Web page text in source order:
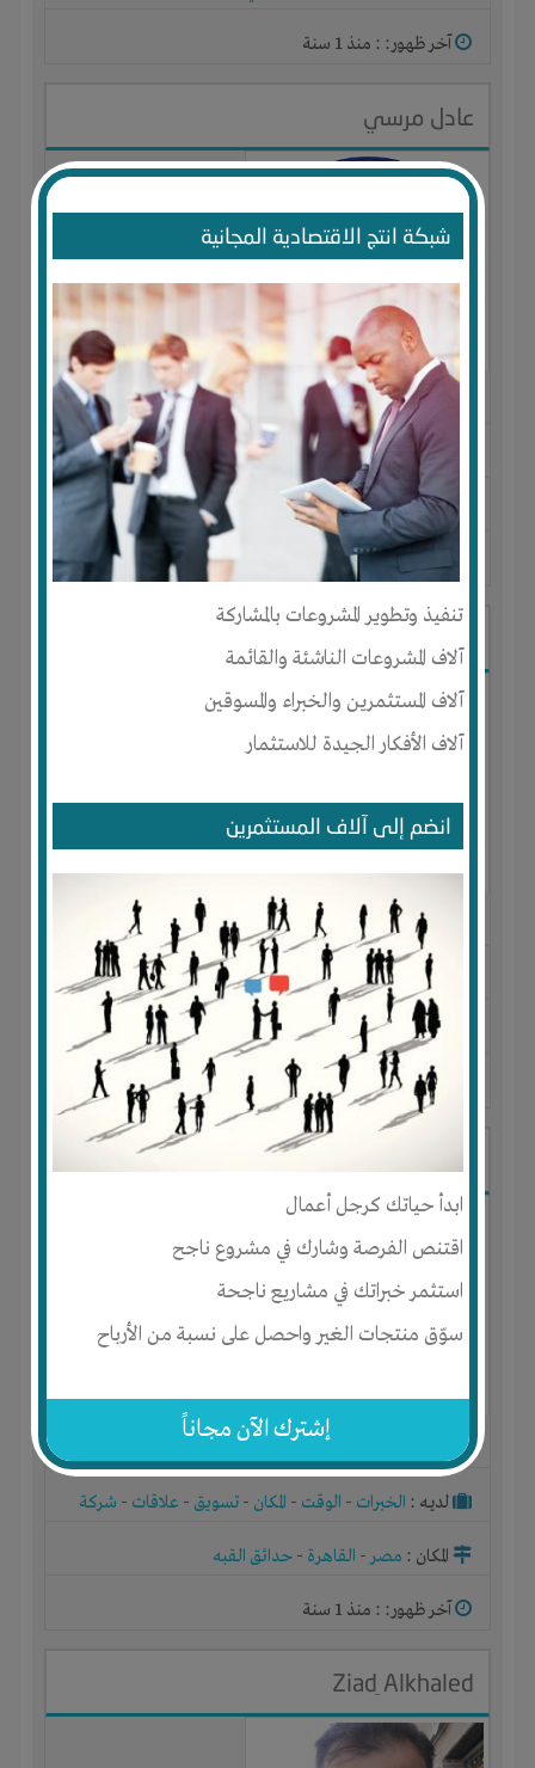
شبكة انتج الاقتصادية المجانية
تنفيذ وتطوير المشروعات بالمشاركة
آلاف المشروعات الناشئة والقائمة
آلاف المستثمرين والخبراء والمسوقين
آلاف الأفكار الجيدة للاستثمار
انضم إلى آلاف المستثمرين
ابدأ حياتك كرجل أعمال
اقتنص الفرصة وشارك في مشروع ناجح
استثمر خبراتك في مشاريع ناجحة
سوّق منتجات الغير واحصل على نسبة من الأرباح
إشترك الآن مجاناً
آخر ظهور: : منذ 1 سنة
عادل مرسي
الجنس : ذكر
لديـه : الخبرات الوقت المكان-علاقات - شركة أو مصنع
أو ورشة
المكان :مصر-الاسكندرية
آخر ظهور: : منذ 1 سنة
الجنس : ذكر
لديـه : المال-المكان-تسويق-شركة أو مصنع أو ورشة
المكان : مصر-السادس من أكتوبر جنوب الاحياء
آخر ظهور: : منذ 1 سنة
Abdulrahman Barakat
لديـه : الخبرات - الوقت - المكان - تسويق - علاقات - شركة
المكان : مصر- القاهرة - حدائق القبه
آخر ظهور: : منذ 1 سنة
Ziad ِAlkhaled